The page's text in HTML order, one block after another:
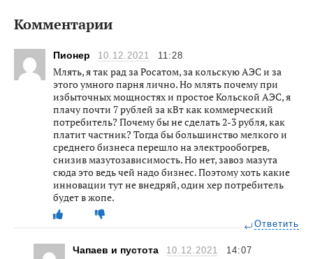
Комментарии
Пионер 10.12.2021 11:28
Млять, я так рад за Росатом, за кольскую АЭС и за
этого умного парня лично. Но млять почему при
избыточных мощностях и простое Кольской АЭС, я
плачу почти 7 рублей за кВт как коммерческий
потребитель? Почему бы не сделать 2-3 рубля, как
платит частник? Тогда бы большинство мелкого и
среднего бизнеса перешло на электрообогрев,
снизив мазутозависимость. Но нет, завоз мазута
сюда это ведь чей надо бизнес. Поэтому хоть какие
инновации тут не внедряй, один хер потребитель
будет в жопе.
Ответить
Чапаев и пустота 10.12.2021 14:07